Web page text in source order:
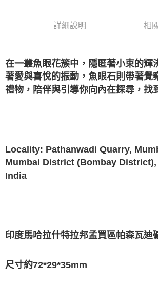
每筆NT$80，滿NT$3,000(含以上)免運費
付款後門市自取
免運費
詳細說明 相
在一叢魚眼花簇中，隱匿著小束的輝
著愛與喜悅的振動，魚眼石則帶著覺
禮物，陪伴與引導你向內在探尋，找
Locality: Pathanwadi Quarry,
Mumbai District (Bombay
India
印度馬哈拉什特拉邦孟買區帕森瓦迪
尺寸約72*29*35mm